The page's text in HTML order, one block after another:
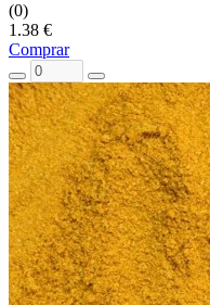
(0)
1.38 €
Comprar